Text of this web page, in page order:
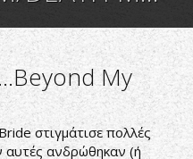
My
στιγμάτισε πολλές
αυτές ανδρώθηκαν (ή